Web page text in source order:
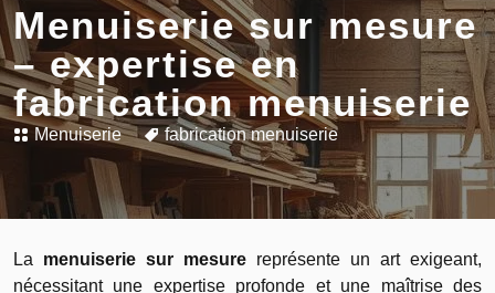
Menuiserie sur mesure
– expertise en
fabrication menuiserie
Menuiserie fabrication menuiserie
La menuiserie sur mesure représente un art exigeant,
nécessitant une expertise profonde et une maîtrise des